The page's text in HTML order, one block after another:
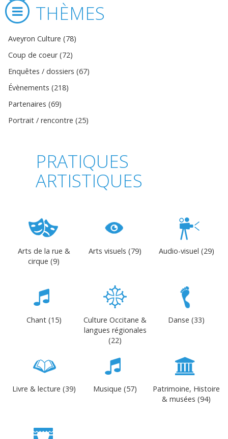
THÈMES
Aveyron Culture (78)
Coup de coeur (72)
Enquêtes / dossiers (67)
Évènements (218)
Partenaires (69)
Portrait / rencontre (25)
PRATIQUES
ARTISTIQUES
Arts de la rue &
cirque (9)
Arts visuels (79) Audio-visuel (29)
Chant (15)
Culture Occitane &
langues régionales
(22)
Danse (33)
Livre & lecture (39) Musique (57)
Patrimoine, Histoire
& musées (94)